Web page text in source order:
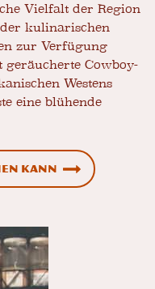
Vielfalt der Region
kulinarischen
zur Verfügung
geräucherte Cowboy-
Westens
eine blühende
kann